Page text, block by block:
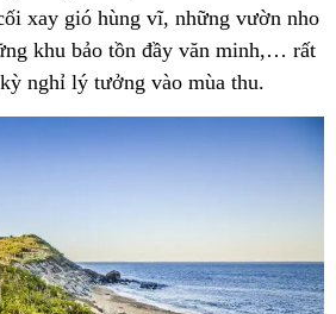
xay gió hùng vĩ, những vườn nho
khu bảo tồn đầy văn minh,… rất
nghỉ lý tưởng vào mùa thu.